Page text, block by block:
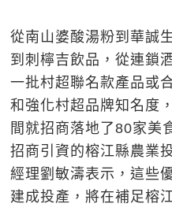
從南山婆酸湯粉到華誠
到刺檸吉飲品，從連鎖
一批村超聯名款產品或
和強化村超品牌知名度
間就招商落地了80家美
招商引資的榕江縣農業
經理劉敏濤表示，這些
建成投產，將在補足榕